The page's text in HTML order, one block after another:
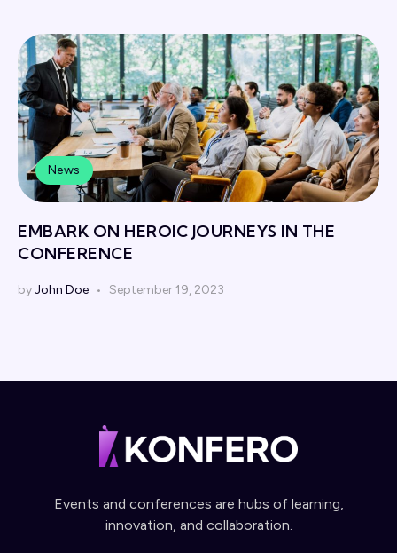
News
EMBARK ON HEROIC JOURNEYS IN THE
CONFERENCE
byJohn Doe September 19, 2023
Events and conferences are hubs of learning,
innovation, and collaboration.